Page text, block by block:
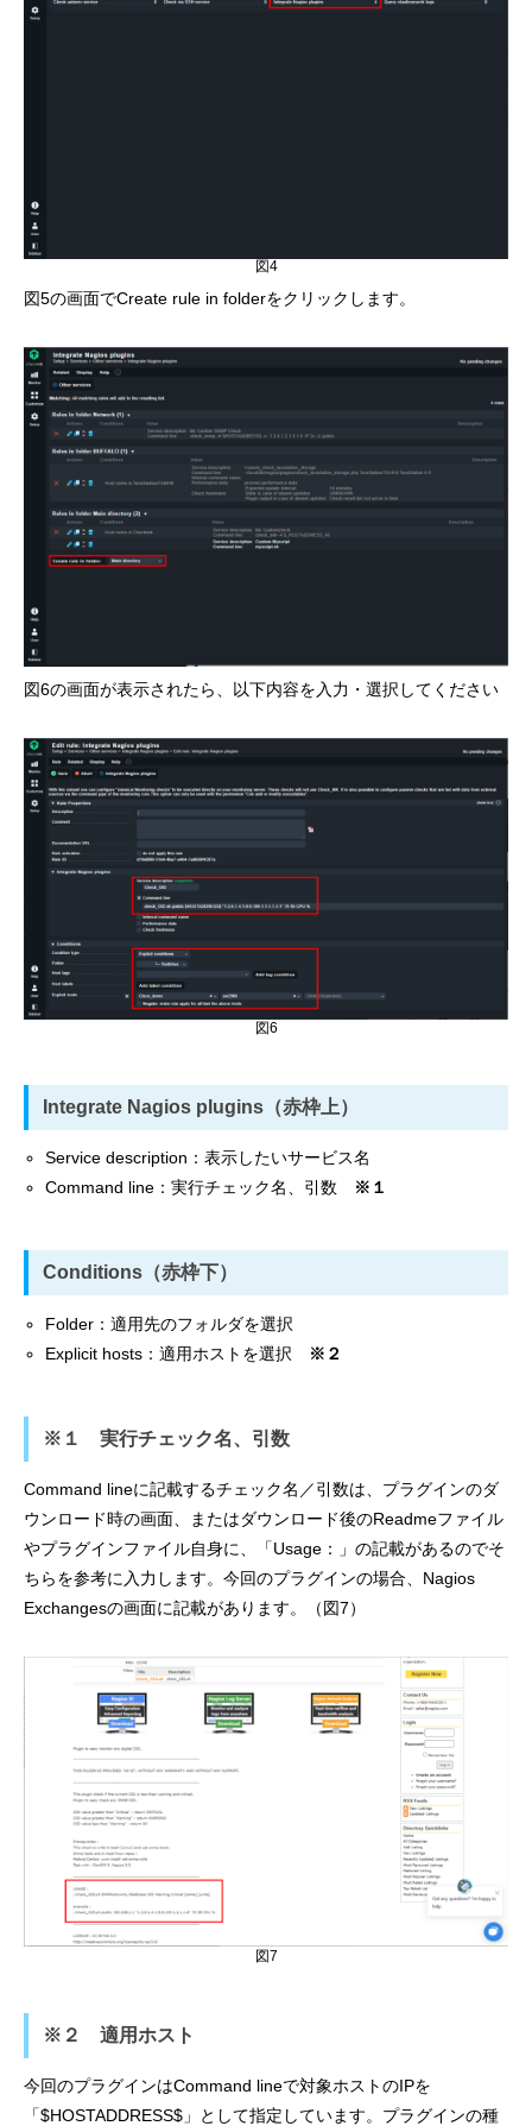
図4
図5の画面でCreate rule in folderをクリックします。
図6の画面が表示されたら、以下内容を入力・選択してください
図6
Integrate Nagios plugins（赤枠上）
Service description：表示したいサービス名
Command line：実行チェック名、引数
※１
Conditions（赤枠下）
Folder：適用先のフォルダを選択
Explicit hosts：適用ホストを選択
※２
※１ 実行チェック名、引数
Command lineに記載するチェック名／引数は、プラグインのダ
ウンロード時の画面、またはダウンロード後のReadmeファイル
やプラグインファイル自身に、「Usage：」の記載があるのでそ
ちらを参考に入力します。今回のプラグインの場合、Nagios
Exchangesの画面に記載があります。（図7）
図7
※２ 適用ホスト
今回のプラグインはCommand lineで対象ホストのIPを
「$HOSTADDRESS$」として指定しています。プラグインの種